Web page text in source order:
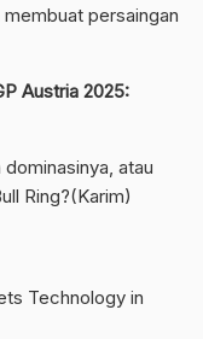
persaingan
Austria 2025:
atau
Ring?(Karim)
Technology in